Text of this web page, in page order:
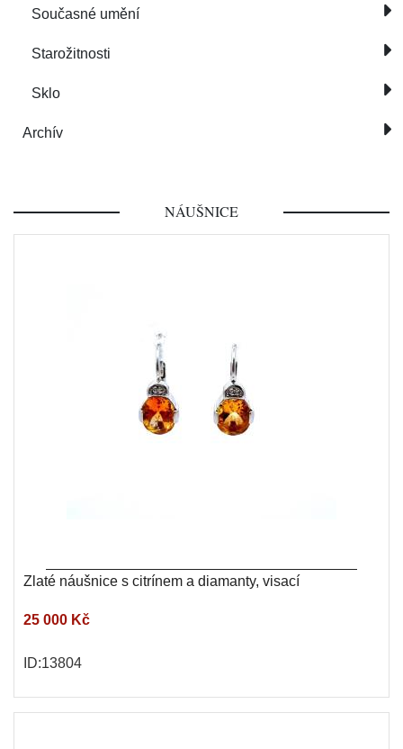
Současné umění
Starožitnosti
Sklo
Archív
NÁUŠNICE
Zlaté náušnice s citrínem a diamanty, visací
25 000 Kč
ID:13804